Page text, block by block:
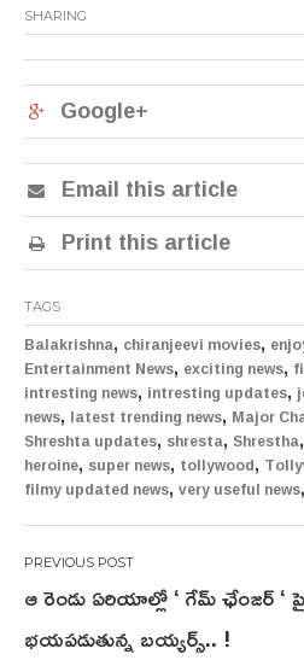
SHARING
Google+
Email this article
Print this article
TAGS
Balakrishna, chiranjeevi movies,
Entertainment News, exciting news,
intresting news, intresting updates,
news, latest trending news, Major
Shreshta updates, shresta, Shrestha,
heroine, super news, tollywood,
filmy updated news, very useful news,
Post
navigation
ఆ రెండు ఏరియాల్లో ‘ గేమ్ ఛేంజర్ ‘ పై
భయపడుతున్న బయ్యర్స్.. !